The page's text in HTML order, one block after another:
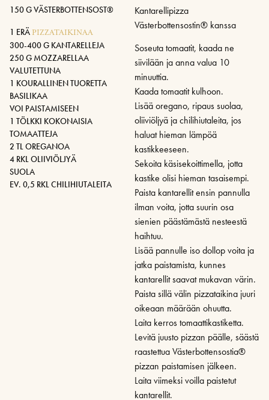
150 G VÄSTERBOTTENSOST®
1 ERÄ PIZZATAIKINAA
300-400 G KANTARELLEJA
250 G MOZZARELLAA
VALUTETTUNA
1 KOURALLINEN TUORETTA
BASILIKAA
VOI PAISTAMISEEN
1 TÖLKKI KOKONAISIA
TOMAATTEJA
2 TL OREGANOA
4 RKL OLIIVIÖLJYÄ
SUOLA
EV. 0,5 RKL CHILIHIUTALEITA
Kantarellipizza
Västerbottensostin® kanssa
Soseuta tomaatit, kaada ne
siivilään ja anna valua 10
minuuttia.
Kaada tomaatit kulhoon.
Lisää oregano, ripaus suolaa,
oliiviöljyä ja chilihiutaleita, jos
haluat hieman lämpöä
kastikkeeseen.
Sekoita käsisekoittimella, jotta
kastike olisi hieman tasaisempi.
Paista kantarellit ensin pannulla
ilman voita, jotta suurin osa
sienien päästämästä nesteestä
haihtuu.
Lisää pannulle iso dollop voita ja
jatka paistamista, kunnes
kantarellit saavat mukavan värin.
Paista sillä välin pizzataikina juuri
oikeaan määrään ohuutta.
Laita kerros tomaattikastiketta.
Levitä juusto pizzan päälle, säästä
raastettua Västerbottensostia®
pizzan paistamisen jälkeen.
Laita viimeksi voilla paistetut
kantarellit.